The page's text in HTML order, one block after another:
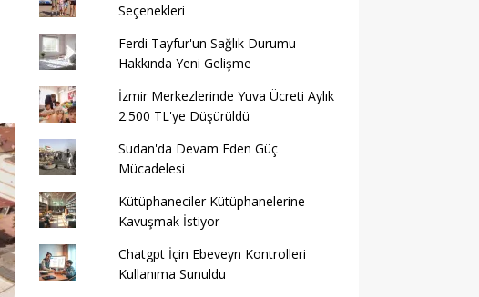
Seçenekleri
Ferdi Tayfur'un Sağlık Durumu
Hakkında Yeni Gelişme
İzmir Merkezlerinde Yuva Ücreti Aylık
2.500 TL'ye Düşürüldü
Sudan'da Devam Eden Güç
Mücadelesi
Kütüphaneciler Kütüphanelerine
Kavuşmak İstiyor
Chatgpt İçin Ebeveyn Kontrolleri
Kullanıma Sunuldu